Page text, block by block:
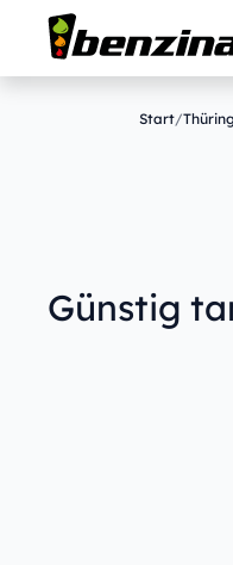
Start/
Günstig